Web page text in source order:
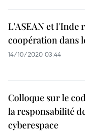
L'ASEAN et l'Inde
coopération dans
14/10/2020 03:44
Colloque sur le
la responsabilité
cyberespace